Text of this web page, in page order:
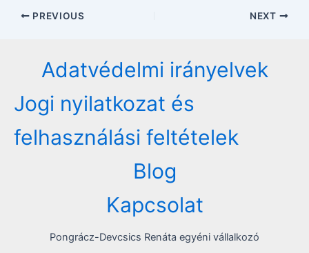
Post
PREVIOUS NEXT
Adatvédelmi irányelvek
Jogi nyilatkozat és
felhasználási feltételek
Blog
Kapcsolat
Pongrácz-Devcsics Renáta egyéni vállalkozó